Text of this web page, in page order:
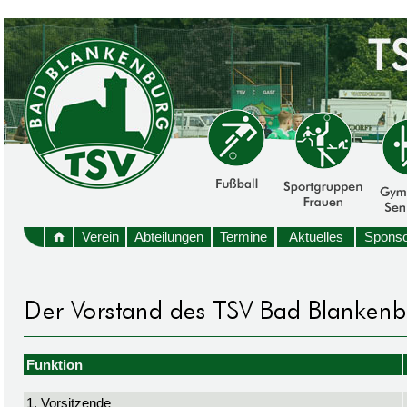
Verein Abteilungen Termine Aktuelles
Funktion
1. Vorsitzende